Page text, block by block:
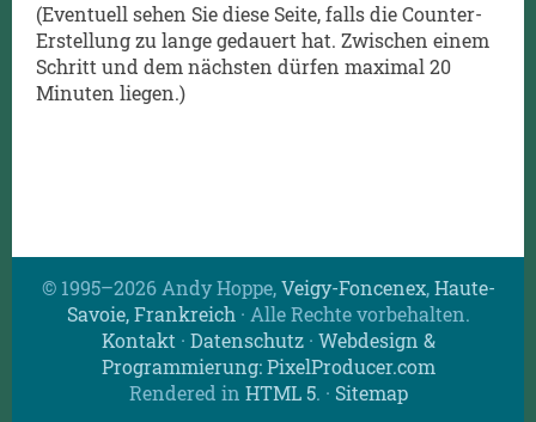
(Eventuell sehen Sie diese Seite, falls die Counter-
Erstellung zu lange gedauert hat. Zwischen einem
Schritt und dem nächsten dürfen maximal 20
Minuten liegen.)
© 1995–2026 Andy Hoppe,Veigy-Foncenex,Haute-
Savoie, Frankreich · Alle Rechte vorbehalten.
Kontakt · Datenschutz· Webdesign &
Programmierung: PixelProducer.com
Rendered in HTML 5. · Sitemap